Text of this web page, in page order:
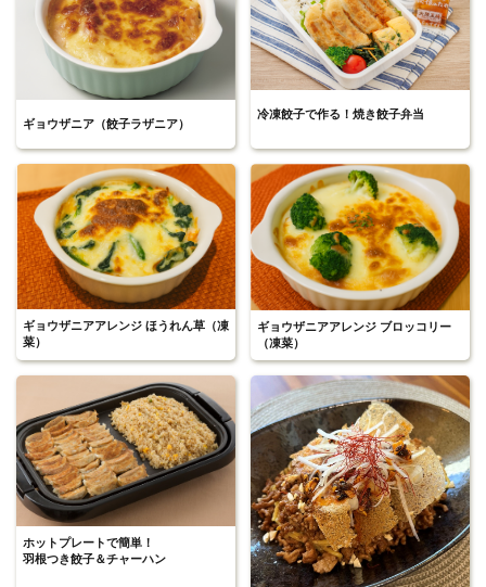
ギョウザニア（餃子ラザニア）
冷凍餃子で作る！焼き餃子弁当
ギョウザニアアレンジ ほうれん草（凍
菜）
ギョウザニアアレンジ ブロッコリー
（凍菜）
ホットプレートで簡単！
羽根つき餃子＆チャーハン